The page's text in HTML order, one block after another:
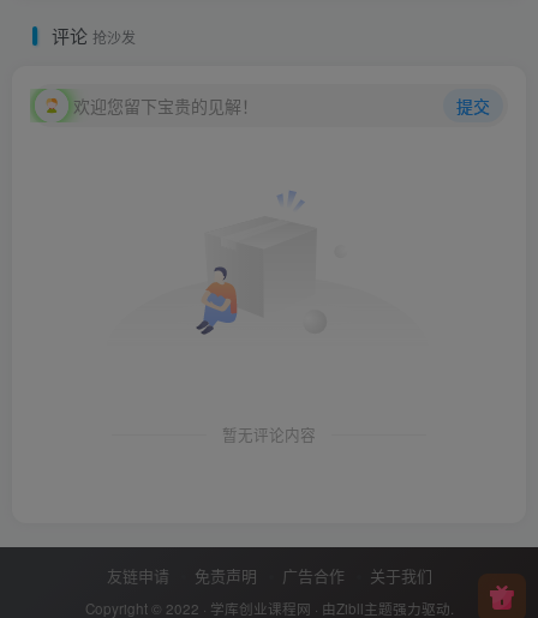
评论 抢沙发
欢迎您留下宝贵的见解！ 提交
暂无评论内容
友链申请 免责声明 广告合作 关于我们
Copyright © 2022 · 学库创业课程网 · 由Zibll主题强力驱动.